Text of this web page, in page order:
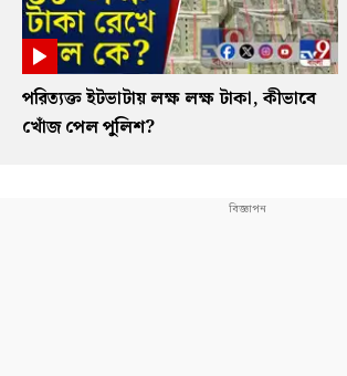
পরিত্যক্ত ইটভাটায় লক্ষ লক্ষ টাকা, কীভাবে
খোঁজ পেল পুলিশ?